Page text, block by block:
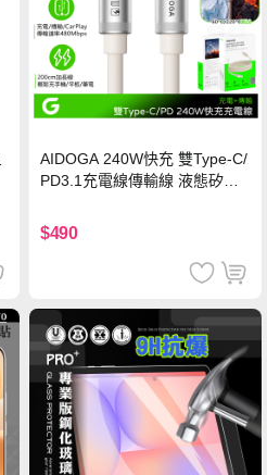
AIDOGA 240W快充 雙Type-C/
PD3.1充電線傳輸線 液態矽膠
機/平板/筆電
$490